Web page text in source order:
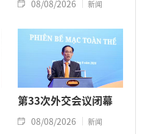
08/08/2026 新闻
第33次外交会议闭幕
08/08/2026 新闻